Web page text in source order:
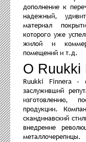
дополнение к
надежный,
материал
которого уже
жилой и
помещений и т.д.
О Ruukki
Ruukki Finnera –
заслуживший
изготовлению,
продукции.
скандинавский
внедрение
металлочерепицы.